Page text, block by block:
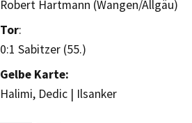
Robert Hartmann (Wangen/Allgäu)
Tor:
0:1 Sabitzer (55.)
Gelbe Karte:
Halimi, Dedic | Ilsanker